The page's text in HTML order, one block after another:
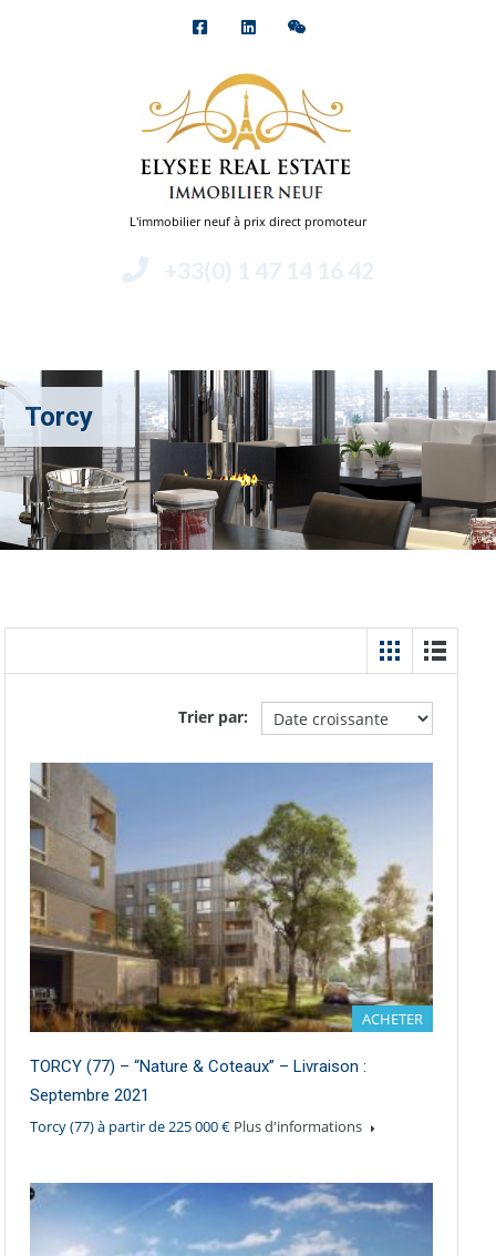
L'immobilier neuf à prix direct promoteur
+33(0) 1 47 14 16 42
Torcy
Trier par:
ACHETER
TORCY (77) – “Nature & Coteaux” – Livraison :
Septembre 2021
Torcy (77) à partir de 225 000 € Plus d'informations